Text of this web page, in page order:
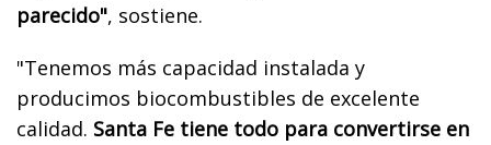
parecido", sostiene.
"Tenemos más capacidad instalada y
producimos biocombustibles de excelente
calidad. Santa Fe tiene todo para convertirse en